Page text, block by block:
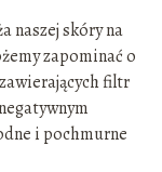
naszej skóry na
zapominać o
filtr
i pochmurne